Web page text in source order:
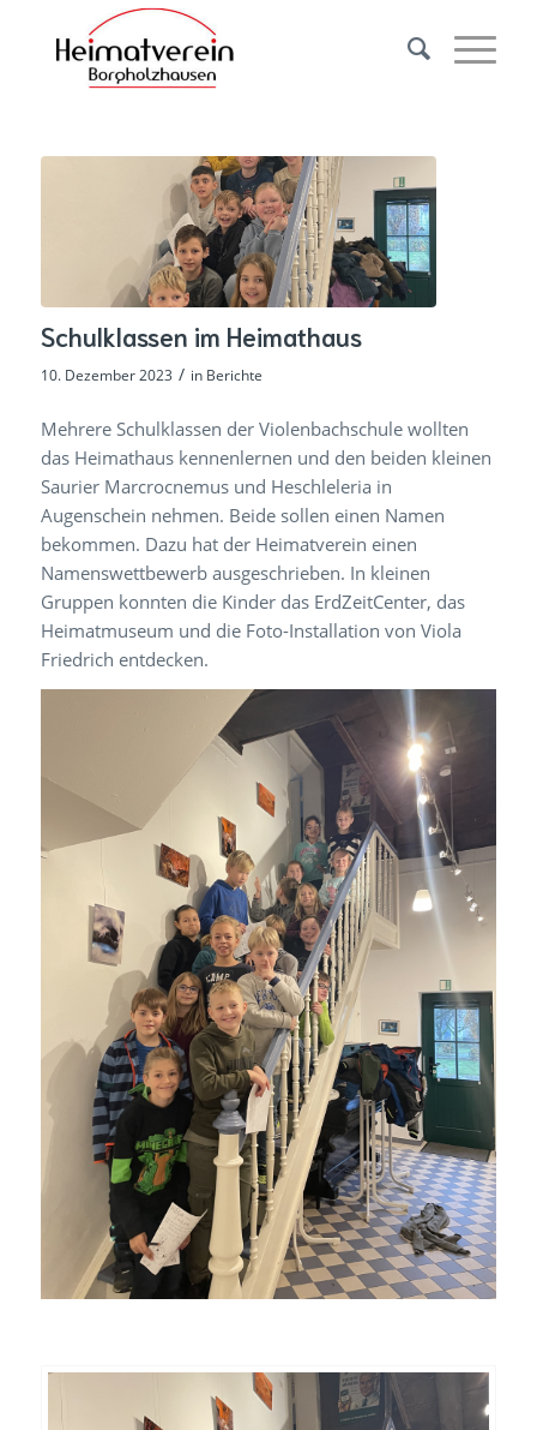
Schulklassen im Heimathaus
10. Dezember 2023 / in Berichte
Mehrere Schulklassen der Violenbachschule wollten
das Heimathaus kennenlernen und den beiden kleinen
Saurier Marcrocnemus und Heschleleria in
Augenschein nehmen. Beide sollen einen Namen
bekommen. Dazu hat der Heimatverein einen
Namenswettbewerb ausgeschrieben. In kleinen
Gruppen konnten die Kinder das ErdZeitCenter, das
Heimatmuseum und die Foto-Installation von Viola
Friedrich entdecken.